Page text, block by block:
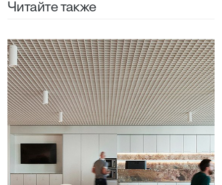
Читайте также